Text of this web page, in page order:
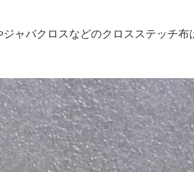
ジャバクロスなどのクロスステッチ